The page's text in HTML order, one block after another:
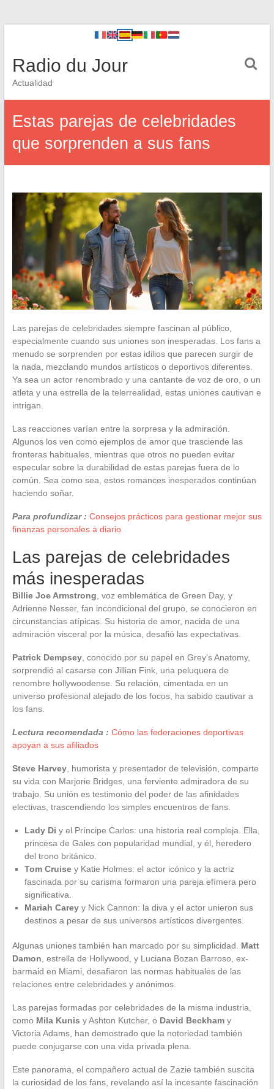
Radio du Jour
Actualidad
Estas parejas de celebridades
que sorprenden a sus fans
Las parejas de celebridades siempre fascinan al público,
especialmente cuando sus uniones son inesperadas. Los fans a
menudo se sorprenden por estas idilios que parecen surgir de
la nada, mezclando mundos artísticos o deportivos diferentes.
Ya sea un actor renombrado y una cantante de voz de oro, o un
atleta y una estrella de la telerrealidad, estas uniones cautivan e
intrigan.
Las reacciones varían entre la sorpresa y la admiración.
Algunos los ven como ejemplos de amor que trasciende las
fronteras habituales, mientras que otros no pueden evitar
especular sobre la durabilidad de estas parejas fuera de lo
común. Sea como sea, estos romances inesperados continúan
haciendo soñar.
Para profundizar : Consejos prácticos para gestionar mejor sus
finanzas personales a diario
Las parejas de celebridades
más inesperadas
Billie Joe Armstrong , voz emblemática de Green Day, y
Adrienne Nesser, fan incondicional del grupo, se conocieron en
circunstancias atípicas. Su historia de amor, nacida de una
admiración visceral por la música, desafió las expectativas.
Patrick Dempsey, conocido por su papel en Grey’s Anatomy,
sorprendió al casarse con Jillian Fink, una peluquera de
renombre hollywoodense. Su relación, cimentada en un
universo profesional alejado de los focos, ha sabido cautivar a
los fans.
Lectura recomendada : Cómo las federaciones deportivas
apoyan a sus afiliados
Steve Harvey, humorista y presentador de televisión, comparte
su vida con Marjorie Bridges, una ferviente admiradora de su
trabajo. Su unión es testimonio del poder de las afinidades
electivas, trascendiendo los simples encuentros de fans.
Lady Di y el Príncipe Carlos: una historia real compleja. Ella,
princesa de Gales con popularidad mundial, y él, heredero
del trono británico.
Tom Cruisey Katie Holmes: el actor icónico y la actriz
fascinada por su carisma formaron una pareja efímera pero
significativa.
Mariah Careyy Nick Cannon: la diva y el actor unieron sus
destinos a pesar de sus universos artísticos divergentes.
Algunas uniones también han marcado por su simplicidad. Matt
Damon , estrella de Hollywood, y Luciana Bozan Barroso, ex-
barmaid en Miami, desafiaron las normas habituales de las
relaciones entre celebridades y anónimos.
Las parejas formadas por celebridades de la misma industria,
como Mila Kunis y Ashton Kutcher, o David Beckhamy
Victoria Adams, han demostrado que la notoriedad también
puede conjugarse con una vida privada plena.
Este panorama, el compañero actual de Zazie también suscita
la curiosidad de los fans, revelando así la incesante fascinación